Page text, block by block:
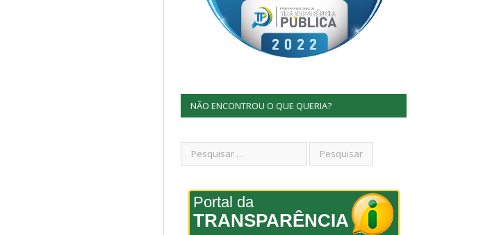
NÃO ENCONTROU O QUE QUERIA?
Portal da
TRANSPARÊNCIA